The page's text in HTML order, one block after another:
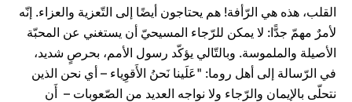
القلب، هذه هي الرّأفة! هم يحتاجون أيضًا إلى التّعزية والعزاء. إنّه
لأمرٌ مهمّ جدًّا: لا يمكن للرّجاء المسيحيّ أن يستغني عن المحبّة
الأصيلة والملموسة. وبالتّالي يؤكّد رسول الأمم، بحرصٍ شديد،
في الرّسالة إلى أهل روما: "عَلَينا نَحنُ الأَقوِياء – أي نحن الذين
نتحلّى بالإيمان والرّجاء ولا نواجه العديد من الصّعوبات – أَن